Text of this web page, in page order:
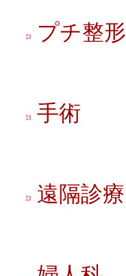
プチ整形
手術
遠隔診療